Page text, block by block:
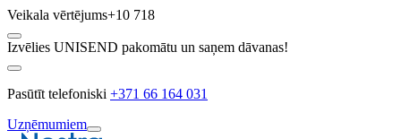
Veikala vērtējums+10 718
Izvēlies UNISEND pakomātu un saņem dāvanas!
Pasūtīt telefoniski +371 66 164 031
Uzņēmumiem